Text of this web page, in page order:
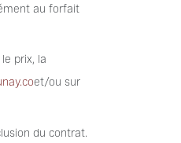
au forfait
prix, la
et/ou sur
du contrat.